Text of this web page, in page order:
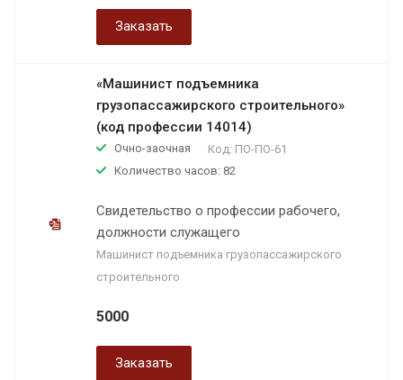
Заказать
«Машинист подъемника
грузопассажирского строительного»
(код профессии 14014)
Очно-заочная Код: ПО-ПО-61
Количество часов: 82
Свидетельство о профессии рабочего,
должности служащего
Машинист подъемника грузопассажирского
строительного
5000
Заказать